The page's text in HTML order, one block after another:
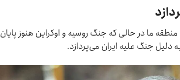
ما در حالی که جنگ روسیه و اوکراین هنوز پایان
دلیل جنگ علیه ایران می‌پردازد.